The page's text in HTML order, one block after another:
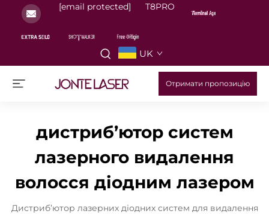
[email protected] T8PRO
UK
Отримати пропозицію
дистриб’ютор систем
лазерного видалення
волосся діодним лазером
Дистриб’ютор лазерних діодних систем для видалення